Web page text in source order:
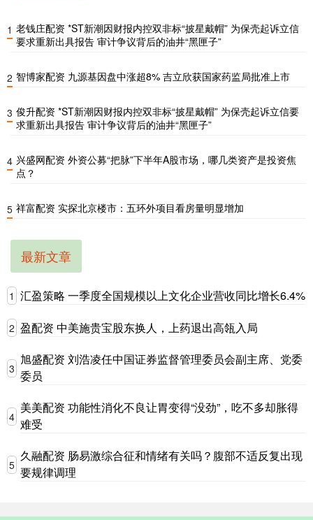
1 老钱庄配资 *ST新潮因财报内控双非标“披星戴帽” 为保壳起诉立信
要求重新出具报告 审计争议背后的油井“黑匣子”
2 智博家配资 九源基因盘中涨超8% 吉立欣获国家药监局批准上市
3 俊升配资 *ST新潮因财报内控双非标“披星戴帽” 为保壳起诉立信要
求重新出具报告 审计争议背后的油井“黑匣子”
4 兴盛网配资 外资公募“把脉”下半年A股市场，哪几类资产是投资焦
点？
5 祥富配资 实探北京楼市：五环外项目看房量明显增加
最新文章
1 汇盈策略 一季度全国规模以上文化企业营收同比增长6.4%
2 盈配资 中美施贵宝股东换人，上药退出高瓴入局
3
旭盛配资 刘浩凌任中国证券监督管理委员会副主席、党委
委员
4
美美配资 功能性消化不良让胃变得“没劲”，吃不多却胀得
难受
5
久融配资 肠易激综合征和情绪有关吗？腹部不适反复出现
要规律调理